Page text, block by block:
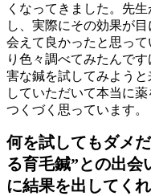
くなってきました。先
し、実際にその効果が
会えて良かったと思っ
り色々調べてみたんで
害な鍼を試してみよう
していただいて本当に
つくづく思っています。
何を試してもダメ
る育毛鍼”との出会
に結果を出してくれ